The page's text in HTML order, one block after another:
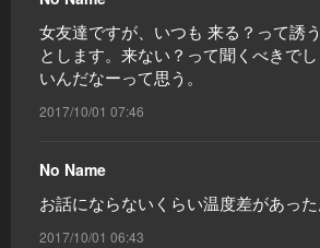
女友達ですが、いつも 来る？って誘
とします。来ない？って聞くべきで
いんだなーって思う。
2017/10/01 07:46
No Name
お話にならないくらい温度差があっ
2017/10/01 06:43